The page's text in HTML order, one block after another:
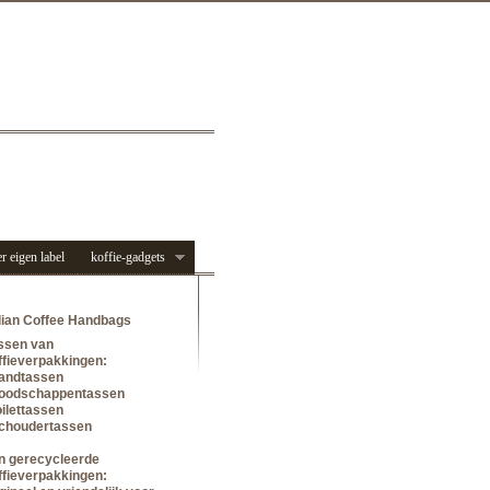
Coffee Handbags
van
gerecycleerde
eigen label koffie-gadgets